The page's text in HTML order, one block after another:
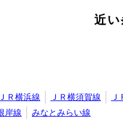
近
ＪＲ横浜線 ＪＲ横須賀線
岸線
みなとみらい線